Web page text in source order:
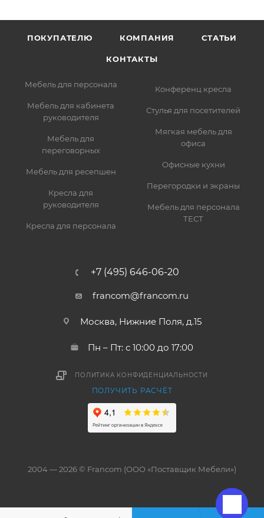
ПОКУПАТЕЛЮ КОМПАНИЯ СТАТЬИ
КОНТАКТЫ
Мебель для персонала
Мебель для кабинета
руководителя
Мебель для
переговорных
Мебель для ресепшен
Кресла для
руководителя
Кресла для персонала
Конференц кресла
Стулья для посетителей
Мягкая мебель для
офиса
Офисные кухни
Перегородки и экраны
Мебель для персонала
ТЕСТ
+7 (495) 646-06-20
francom@francom.ru
Москва, Нижние Поля, д.15
Пн – Пт: с 10:00 до 17:00
ПОЛИТИКА КОНФИДЕНЦИАЛЬНОСТИ
ПОЛУЧИТЬ РАСЧЁТ
2004 — 2026 © Francom (ООО «Поставщик Мебели»)